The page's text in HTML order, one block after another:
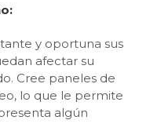
y oportuna sus
afectar su
Cree paneles de
lo que le permite
algún